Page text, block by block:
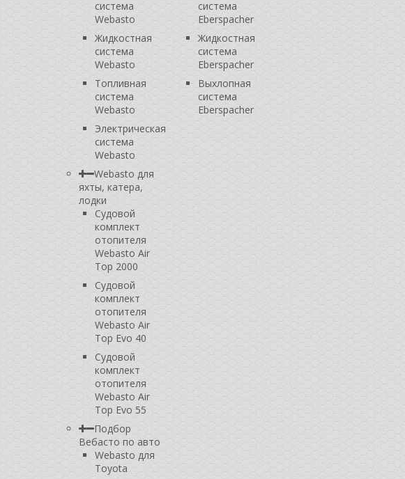
система
Webasto
Жидкостная
система
Webasto
Топливная
система
Webasto
Электрическая
система
Webasto
Webasto для
яхты, катера,
лодки
Судовой
комплект
отопителя
Webasto Air
Top 2000
Судовой
комплект
отопителя
Webasto Air
Top Evo 40
Судовой
комплект
отопителя
Webasto Air
Top Evo 55
Подбор
Вебасто по авто
Webasto для
Toyota
система
Eberspacher
Жидкостная
система
Eberspacher
Выхлопная
система
Eberspacher